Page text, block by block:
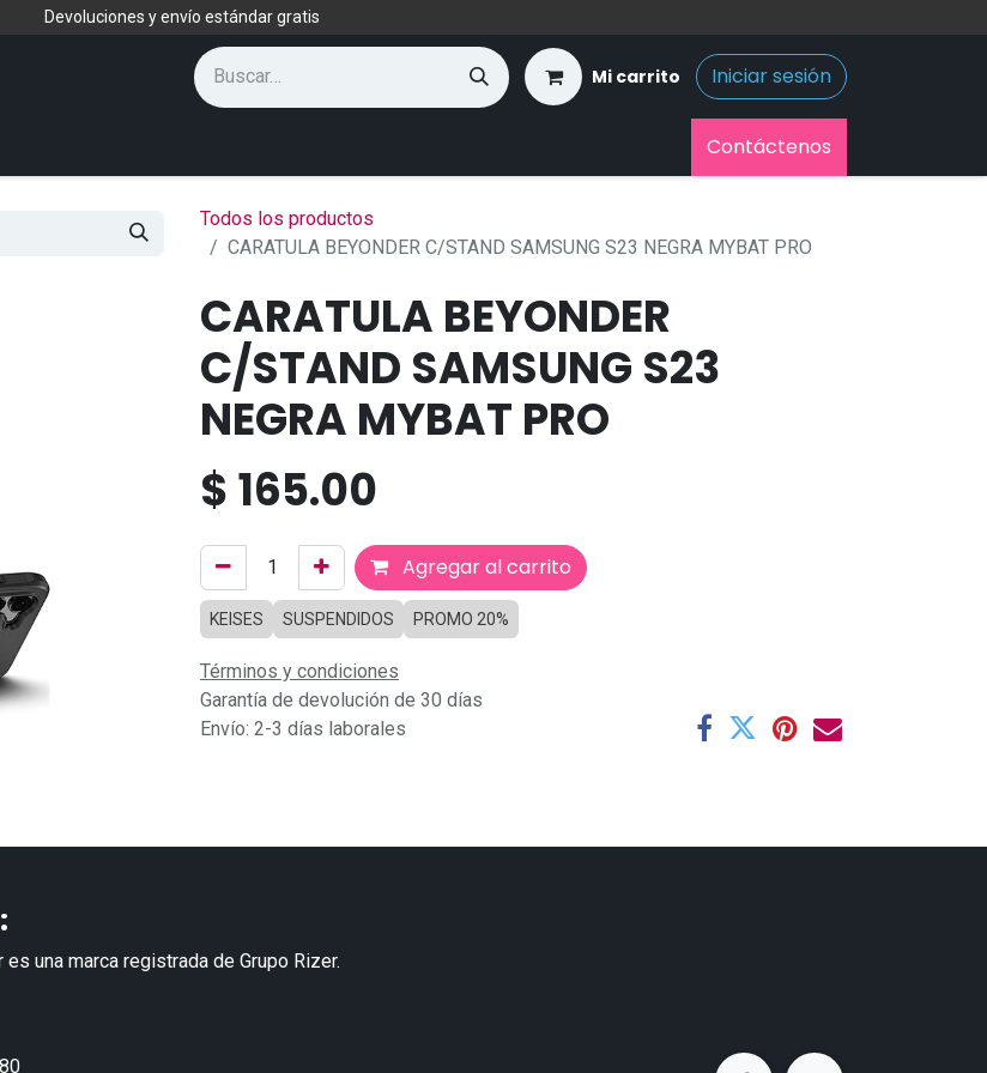
Devoluciones y envío estándar gratis
Mi carrito Iniciar sesión
Contáctenos
Todos los productos
CARATULA BEYONDER C/STAND SAMSUNG S23 NEGRA MYBAT PRO
CARATULA BEYONDER
C/STAND SAMSUNG S23
NEGRA MYBAT PRO
$165.00
Agregar al carrito
KEISES SUSPENDIDOS PROMO 20%
Términos y condiciones
Garantía de devolución de 30 días
Envío: 2-3 días laborales
es una marca registrada de Grupo Rizer.